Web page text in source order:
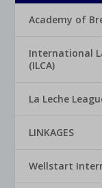
Academy of
International
(ILCA)
La Leche
LINKAGES
Wellstart